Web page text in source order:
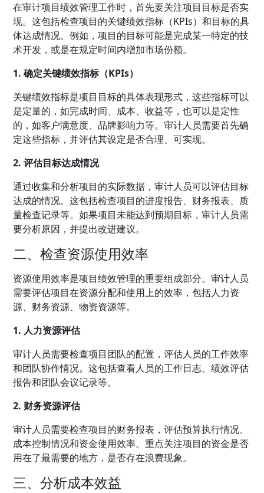
在审计项目绩效管理工作时，首先要关注项目目标是否实
现。这包括检查项目的关键绩效指标（KPIs）和目标的具
体达成情况。例如，项目的目标可能是完成某一特定的技
术开发，或是在规定时间内增加市场份额。
1. 确定关键绩效指标（KPIs）
关键绩效指标是项目目标的具体表现形式，这些指标可以
是定量的，如完成时间、成本、收益等，也可以是定性
的，如客户满意度、品牌影响力等。审计人员需要首先确
定这些指标，并评估其设定是否合理、可实现。
2. 评估目标达成情况
通过收集和分析项目的实际数据，审计人员可以评估目标
达成的情况。这包括检查项目的进度报告、财务报表、质
量检查记录等。如果项目未能达到预期目标，审计人员需
要分析原因，并提出改进建议。
二、检查资源使用效率
资源使用效率是项目绩效管理的重要组成部分。审计人员
需要评估项目在资源分配和使用上的效率，包括人力资
源、财务资源、物资资源等。
1. 人力资源评估
审计人员需要检查项目团队的配置，评估人员的工作效率
和团队协作情况。这包括查看人员的工作日志、绩效评估
报告和团队会议记录等。
2. 财务资源评估
审计人员需要检查项目的财务报表，评估预算执行情况、
成本控制情况和资金使用效率。重点关注项目的资金是否
用在了最需要的地方，是否存在浪费现象。
三、分析成本效益